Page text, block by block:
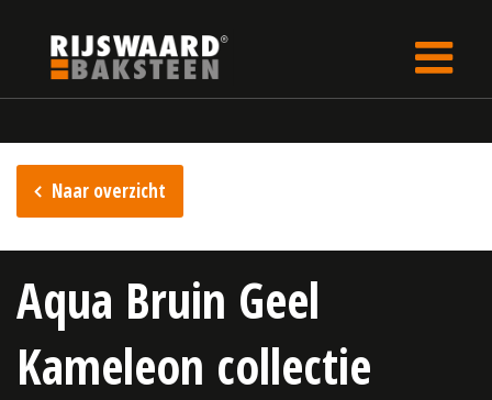
Naar overzicht
Aqua Bruin Geel
Kameleon collectie